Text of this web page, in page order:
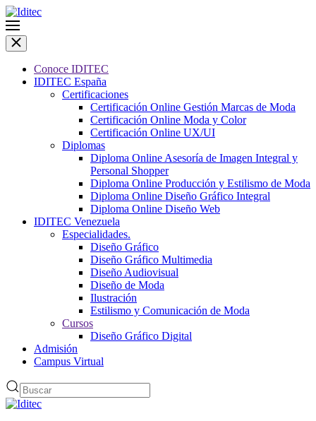
Conoce IDITEC
IDITEC España
Certificaciones
Certificación Online Gestión Marcas de Moda
Certificación Online Moda y Color
Certificación Online UX/UI
Diplomas
Diploma Online Asesoría de Imagen Integral y
Personal Shopper
Diploma Online Producción y Estilismo de Moda
Diploma Online Diseño Gráfico Integral
Diploma Online Diseño Web
IDITEC Venezuela
Especialidades.
Diseño Gráfico
Diseño Gráfico Multimedia
Diseño Audiovisual
Diseño de Moda
Ilustración
Estilismo y Comunicación de Moda
Cursos
Diseño Gráfico Digital
Admisión
Campus Virtual